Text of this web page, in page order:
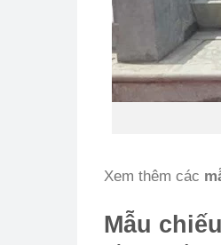
Xem thêm các
Mẫu